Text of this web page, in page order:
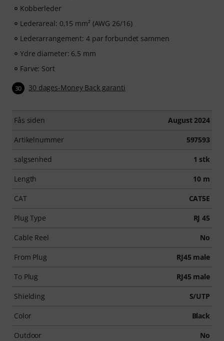
Kobberleder
Lederareal: 0,15 mm² (AWG 26/16)
Lederarrangement: 4 par forbundet sammen
Ydre diameter: 6,5 mm
Farve: Sort
30 30 dages-Money Back garanti
Fås siden August 2024
Artikelnummer 597593
salgsenhed 1 stk
Length 10 m
CAT CAT5E
Plug Type RJ 45
Cable Reel No
From Plug RJ45 male
To Plug RJ45 male
Shielding S/UTP
Color Black
Outdoor No